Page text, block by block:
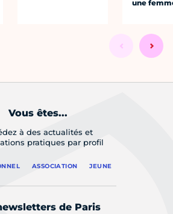
une
Vous êtes...
à des actualités et
pratiques par profil
ASSOCIATION JEUNE
de Paris